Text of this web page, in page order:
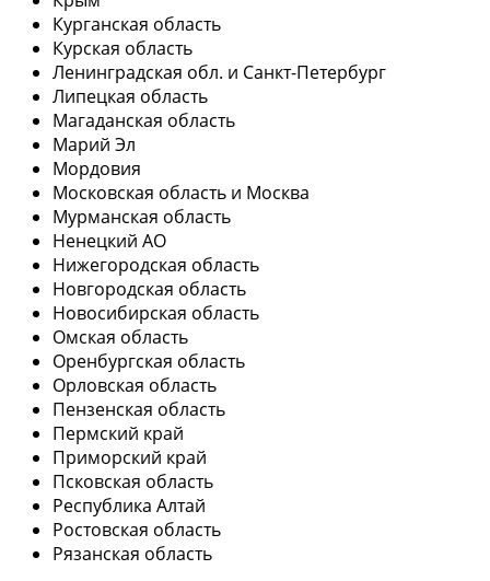
Курганская область
Курская область
Ленинградская обл. и Санкт-Петербург
Липецкая область
Магаданская область
Марий Эл
Мордовия
Московская область и Москва
Мурманская область
Ненецкий АО
Нижегородская область
Новгородская область
Новосибирская область
Омская область
Оренбургская область
Орловская область
Пензенская область
Пермский край
Приморский край
Псковская область
Республика Алтай
Ростовская область
Рязанская область